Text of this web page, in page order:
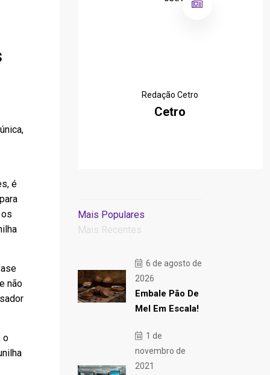
é
não
o
Redação Cetro
Cetro
Mais Populares
Mais Recentes
6 de agosto de
2026
Embale Pão De
Mel Em Escala!
1 de
novembro de
2021